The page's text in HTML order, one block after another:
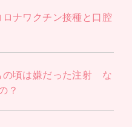
ナワクチン接種と口腔
頃は嫌だった注射 な
？